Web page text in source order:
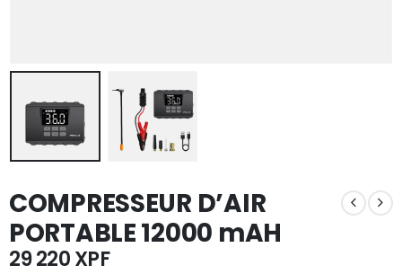
COMPRESSEUR D’AIR
PORTABLE 12000 mAH
29 220XPF